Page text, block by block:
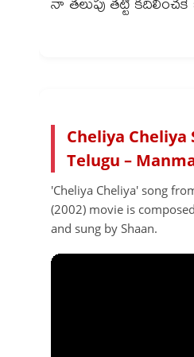
Cheliya Cheliya
Telugu –
'Cheliya Cheliya' song
(2002) movie is
and sung by Shaan.